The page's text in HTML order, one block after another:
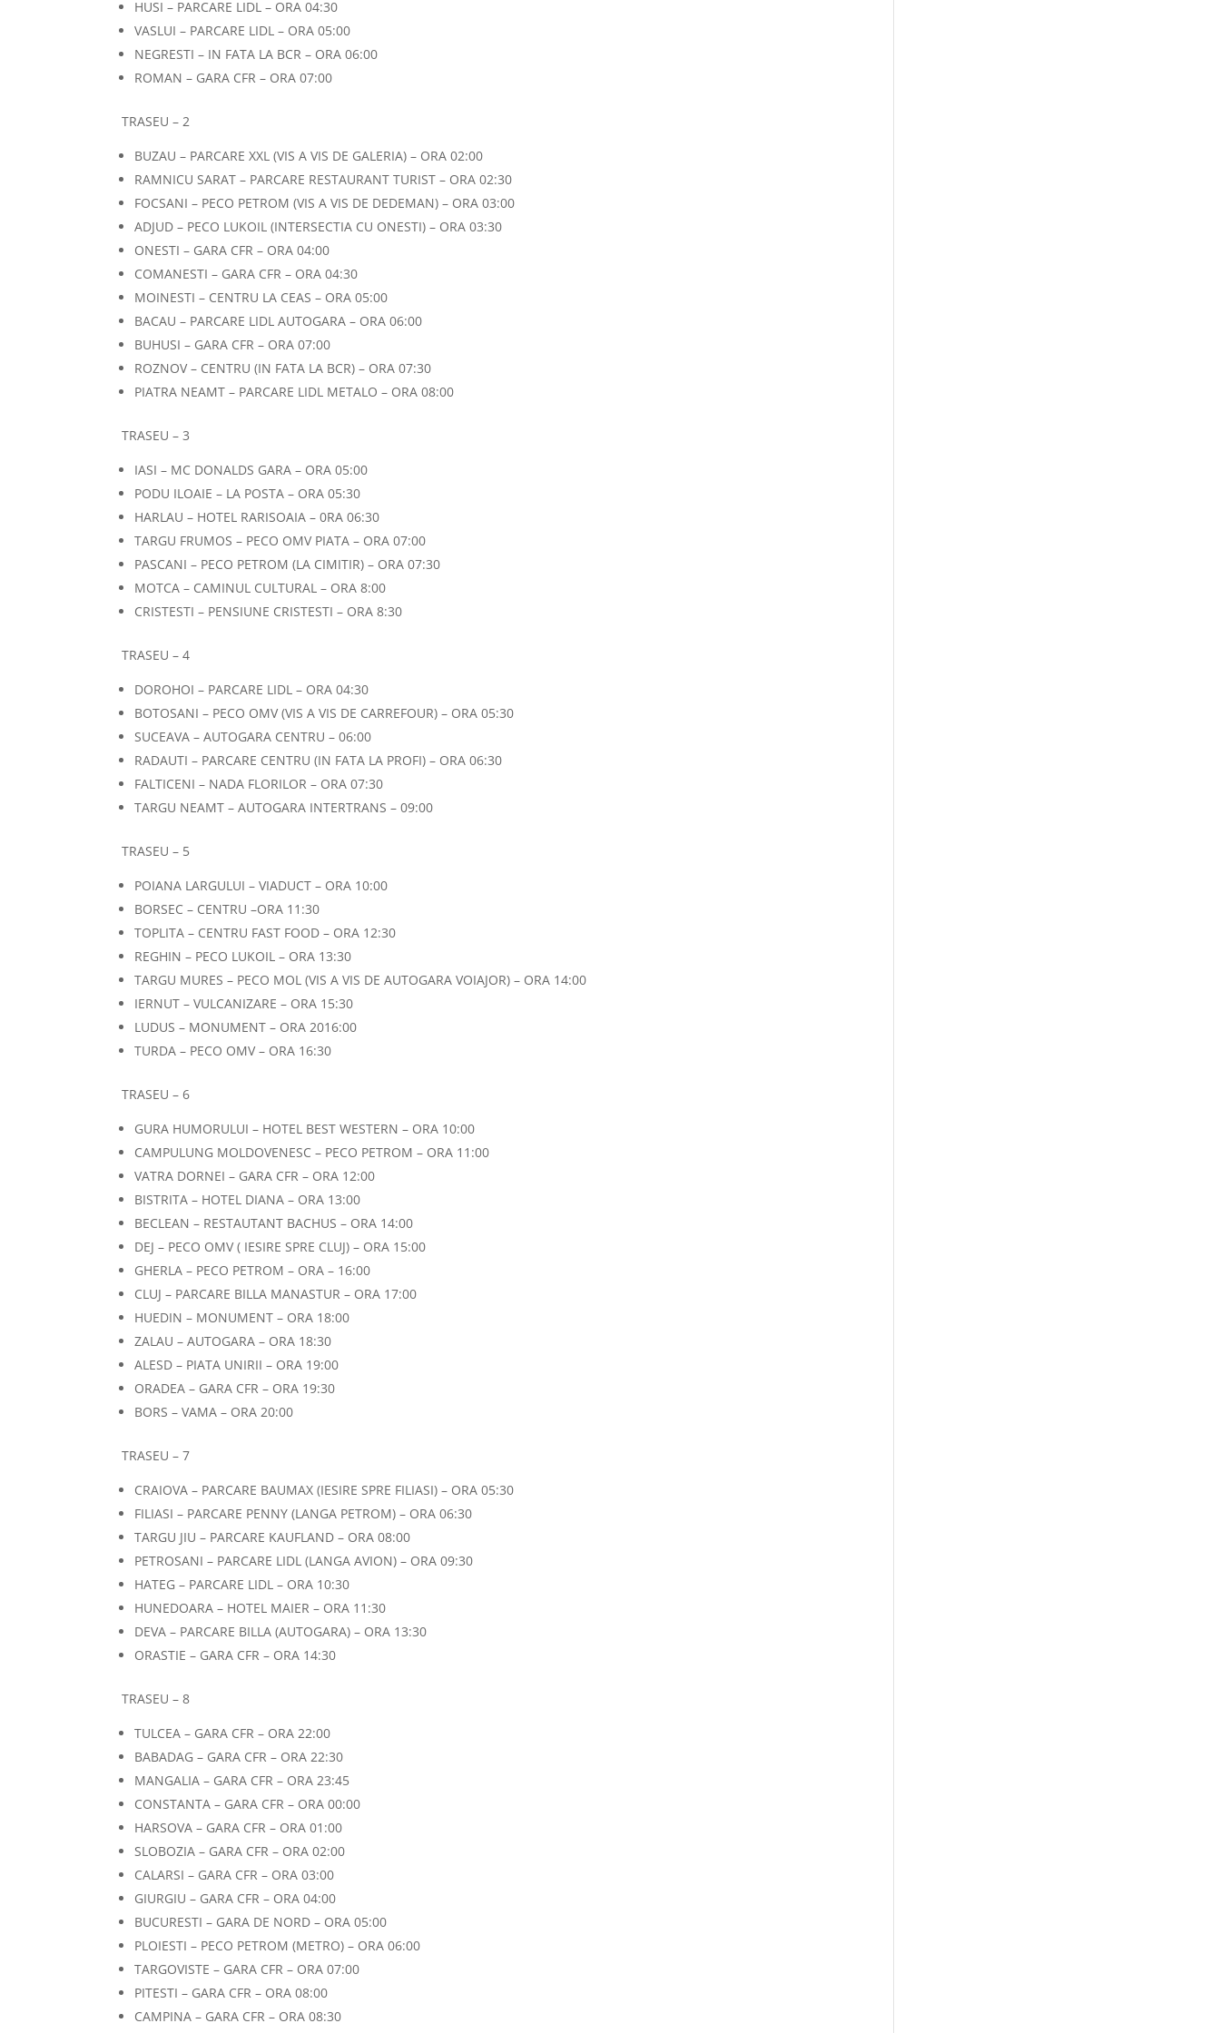
HUSI – PARCARE LIDL – ORA 04:30
VASLUI – PARCARE LIDL – ORA 05:00
NEGRESTI – IN FATA LA BCR – ORA 06:00
ROMAN – GARA CFR – ORA 07:00
TRASEU – 2
BUZAU – PARCARE XXL (VIS A VIS DE GALERIA) – ORA 02:00
RAMNICU SARAT – PARCARE RESTAURANT TURIST – ORA 02:30
FOCSANI – PECO PETROM (VIS A VIS DE DEDEMAN) – ORA 03:00
ADJUD – PECO LUKOIL (INTERSECTIA CU ONESTI) – ORA 03:30
ONESTI – GARA CFR – ORA 04:00
COMANESTI – GARA CFR – ORA 04:30
MOINESTI – CENTRU LA CEAS – ORA 05:00
BACAU – PARCARE LIDL AUTOGARA – ORA 06:00
BUHUSI – GARA CFR – ORA 07:00
ROZNOV – CENTRU (IN FATA LA BCR) – ORA 07:30
PIATRA NEAMT – PARCARE LIDL METALO – ORA 08:00
TRASEU – 3
IASI – MC DONALDS GARA – ORA 05:00
PODU ILOAIE – LA POSTA – ORA 05:30
HARLAU – HOTEL RARISOAIA – 0RA 06:30
TARGU FRUMOS – PECO OMV PIATA – ORA 07:00
PASCANI – PECO PETROM (LA CIMITIR) – ORA 07:30
MOTCA – CAMINUL CULTURAL – ORA 8:00
CRISTESTI – PENSIUNE CRISTESTI – ORA 8:30
TRASEU – 4
DOROHOI – PARCARE LIDL – ORA 04:30
BOTOSANI – PECO OMV (VIS A VIS DE CARREFOUR) – ORA 05:30
SUCEAVA – AUTOGARA CENTRU – 06:00
RADAUTI – PARCARE CENTRU (IN FATA LA PROFI) – ORA 06:30
FALTICENI – NADA FLORILOR – ORA 07:30
TARGU NEAMT – AUTOGARA INTERTRANS – 09:00
TRASEU – 5
POIANA LARGULUI – VIADUCT – ORA 10:00
BORSEC – CENTRU –ORA 11:30
TOPLITA – CENTRU FAST FOOD – ORA 12:30
REGHIN – PECO LUKOIL – ORA 13:30
TARGU MURES – PECO MOL (VIS A VIS DE AUTOGARA VOIAJOR) – ORA 14:00
IERNUT – VULCANIZARE – ORA 15:30
LUDUS – MONUMENT – ORA 2016:00
TURDA – PECO OMV – ORA 16:30
TRASEU – 6
GURA HUMORULUI – HOTEL BEST WESTERN – ORA 10:00
CAMPULUNG MOLDOVENESC – PECO PETROM – ORA 11:00
VATRA DORNEI – GARA CFR – ORA 12:00
BISTRITA – HOTEL DIANA – ORA 13:00
BECLEAN – RESTAUTANT BACHUS – ORA 14:00
DEJ – PECO OMV ( IESIRE SPRE CLUJ) – ORA 15:00
GHERLA – PECO PETROM – ORA – 16:00
CLUJ – PARCARE BILLA MANASTUR – ORA 17:00
HUEDIN – MONUMENT – ORA 18:00
ZALAU – AUTOGARA – ORA 18:30
ALESD – PIATA UNIRII – ORA 19:00
ORADEA – GARA CFR – ORA 19:30
BORS – VAMA – ORA 20:00
TRASEU – 7
CRAIOVA – PARCARE BAUMAX (IESIRE SPRE FILIASI) – ORA 05:30
FILIASI – PARCARE PENNY (LANGA PETROM) – ORA 06:30
TARGU JIU – PARCARE KAUFLAND – ORA 08:00
PETROSANI – PARCARE LIDL (LANGA AVION) – ORA 09:30
HATEG – PARCARE LIDL – ORA 10:30
HUNEDOARA – HOTEL MAIER – ORA 11:30
DEVA – PARCARE BILLA (AUTOGARA) – ORA 13:30
ORASTIE – GARA CFR – ORA 14:30
TRASEU – 8
TULCEA – GARA CFR – ORA 22:00
BABADAG – GARA CFR – ORA 22:30
MANGALIA – GARA CFR – ORA 23:45
CONSTANTA – GARA CFR – ORA 00:00
HARSOVA – GARA CFR – ORA 01:00
SLOBOZIA – GARA CFR – ORA 02:00
CALARSI – GARA CFR – ORA 03:00
GIURGIU – GARA CFR – ORA 04:00
BUCURESTI – GARA DE NORD – ORA 05:00
PLOIESTI – PECO PETROM (METRO) – ORA 06:00
TARGOVISTE – GARA CFR – ORA 07:00
PITESTI – GARA CFR – ORA 08:00
CAMPINA – GARA CFR – ORA 08:30